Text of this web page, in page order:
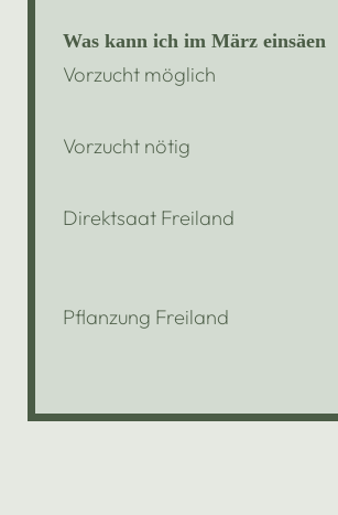
Was kann ich im März einsäen
Vorzucht möglich
Vorzucht nötig
Direktsaat Freiland
Pflanzung Freiland